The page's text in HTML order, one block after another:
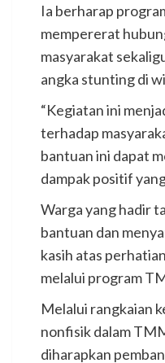
Ia berharap
mempererat
masyarakat
angka stunting di
“Kegiatan ini
terhadap
bantuan ini dapat
dampak positif
Warga yang hadir
bantuan dan
kasih atas
melalui program
Melalui rangkaian
nonfisik dalam
diharapkan